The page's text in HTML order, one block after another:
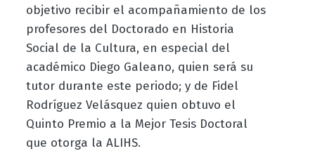
objetivo recibir el acompañamiento de los
profesores del Doctorado en Historia
Social de la Cultura, en especial del
académico Diego Galeano, quien será su
tutor durante este periodo; y de Fidel
Rodríguez Velásquez quien obtuvo el
Quinto Premio a la Mejor Tesis Doctoral
que otorga la ALIHS.